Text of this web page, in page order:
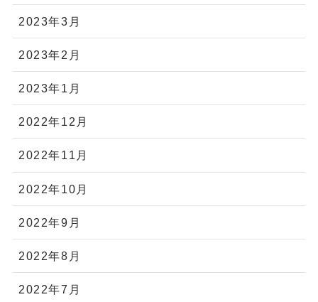
2023年3月
2023年2月
2023年1月
2022年12月
2022年11月
2022年10月
2022年9月
2022年8月
2022年7月